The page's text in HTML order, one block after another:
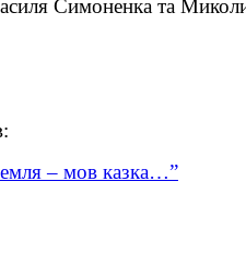
Симоненка та
– мов казка…”